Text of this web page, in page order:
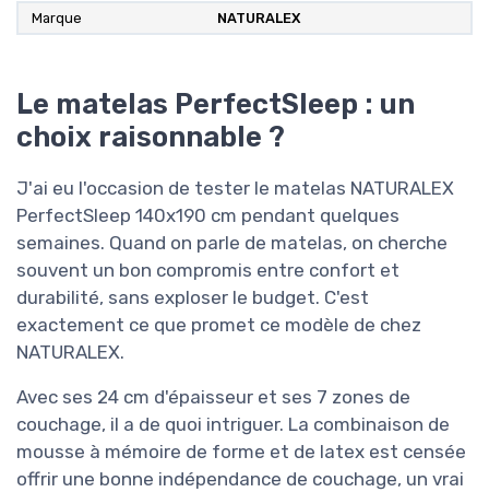
Marque NATURALEX
Le matelas PerfectSleep : un
choix raisonnable ?
J'ai eu l'occasion de tester le matelas NATURALEX
PerfectSleep 140x190 cm pendant quelques
semaines. Quand on parle de matelas, on cherche
souvent un bon compromis entre confort et
durabilité, sans exploser le budget. C'est
exactement ce que promet ce modèle de chez
NATURALEX.
Avec ses 24 cm d'épaisseur et ses 7 zones de
couchage, il a de quoi intriguer. La combinaison de
mousse à mémoire de forme et de latex est censée
offrir une bonne indépendance de couchage, un vrai